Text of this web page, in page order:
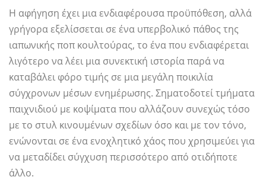
Η αφήγηση έχει μια ενδιαφέρουσα προϋπόθεση, αλλά
γρήγορα εξελίσσεται σε ένα υπερβολικό πάθος της
ιαπωνικής ποπ κουλτούρας, το ένα που ενδιαφέρεται
λιγότερο να λέει μια συνεκτική ιστορία παρά να
καταβάλει φόρο τιμής σε μια μεγάλη ποικιλία
σύγχρονων μέσων ενημέρωσης. Σηματοδοτεί τμήματα
παιχνιδιού με κοψίματα που αλλάζουν συνεχώς τόσο
με το στυλ κινουμένων σχεδίων όσο και με τον τόνο,
ενώνονται σε ένα ενοχλητικό χάος που χρησιμεύει για
να μεταδίδει σύγχυση περισσότερο από οτιδήποτε
άλλο.